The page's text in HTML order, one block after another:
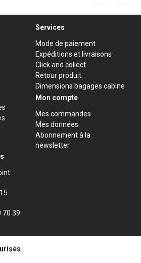
Services
Mode de paiement
Expéditions et livraisons
Click and collect
Retour produit
Dimensions bagages cabine
Mon compte
Mes commandes
Mes données
Abonnement à la
newsletter
70 39